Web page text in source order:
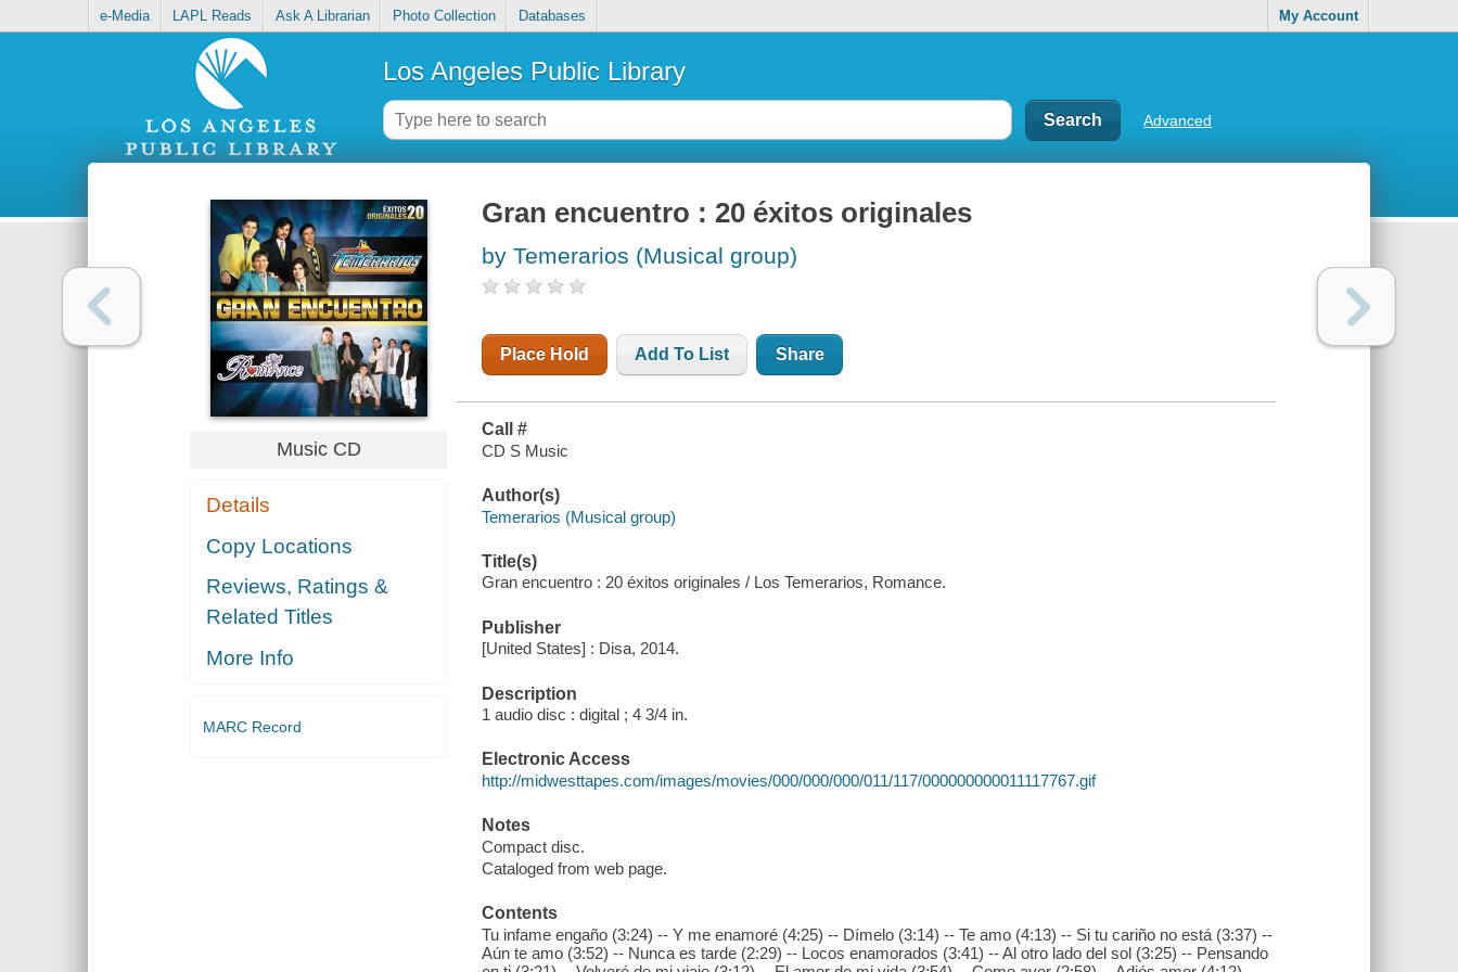
e-Media LAPL Reads Ask A Librarian Photo Collection Databases My Account
Los Angeles Public Library
Advanced
Music CD
Details
Copy Locations
Reviews, Ratings &
Related Titles
More Info
MARC Record
Gran encuentro : 20 éxitos originales
by Temerarios (Musical group)
Place Hold Add To List Share
Call #
CD S Music
Author(s)
Temerarios (Musical group)
Title(s)
Gran encuentro : 20 éxitos originales / Los Temerarios, Romance.
Publisher
[United States] : Disa, 2014.
Description
1 audio disc : digital ; 4 3/4 in.
Electronic Access
http://midwesttapes.com/images/movies/000/000/000/011/117/000000000011117767.gif
Notes
Compact disc.
Cataloged from web page.
Contents
Tu infame engaño (3:24) -- Y me enamoré (4:25) -- Dímelo (3:14) -- Te amo (4:13) -- Si tu cariño no está (3:37) --
Aún te amo (3:52) -- Nunca es tarde (2:29) -- Locos enamorados (3:41) -- Al otro lado del sol (3:25) -- Pensando